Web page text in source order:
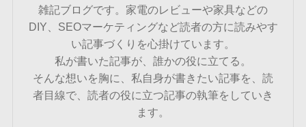
雑記ブログです。家電のレビューや家具などの
DIY、SEOマーケティングなど読者の方に読みやす
い記事づくりを心掛けています。
私が書いた記事が、誰かの役に立てる。
そんな想いを胸に、私自身が書きたい記事を、読
者目線で、読者の役に立つ記事の執筆をしていき
ます。